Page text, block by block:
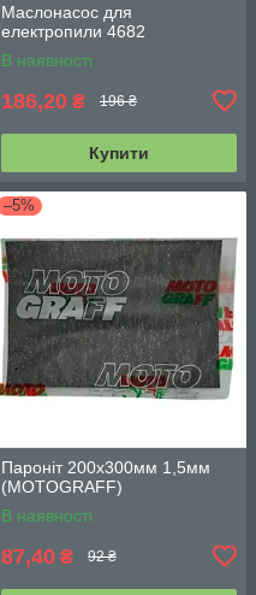
Маслонасос для
електропили 4682
В наявності
186,20 ₴ 196 ₴
Купити
–5%
Пароніт 200х300мм 1,5мм
(MOTOGRAFF)
В наявності
87,40 ₴ 92 ₴